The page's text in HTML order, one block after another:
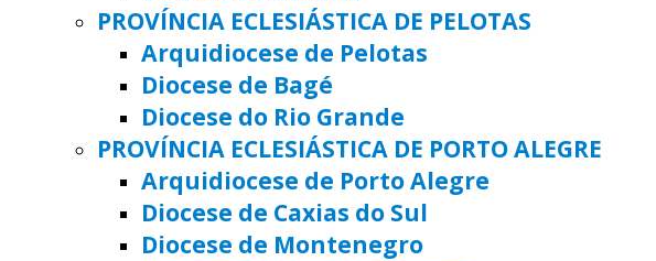
PROVÍNCIA ECLESIÁSTICA DE PELOTAS
Arquidiocese de Pelotas
Diocese de Bagé
Diocese do Rio Grande
PROVÍNCIA ECLESIÁSTICA DE PORTO ALEGRE
Arquidiocese de Porto Alegre
Diocese de Caxias do Sul
Diocese de Montenegro